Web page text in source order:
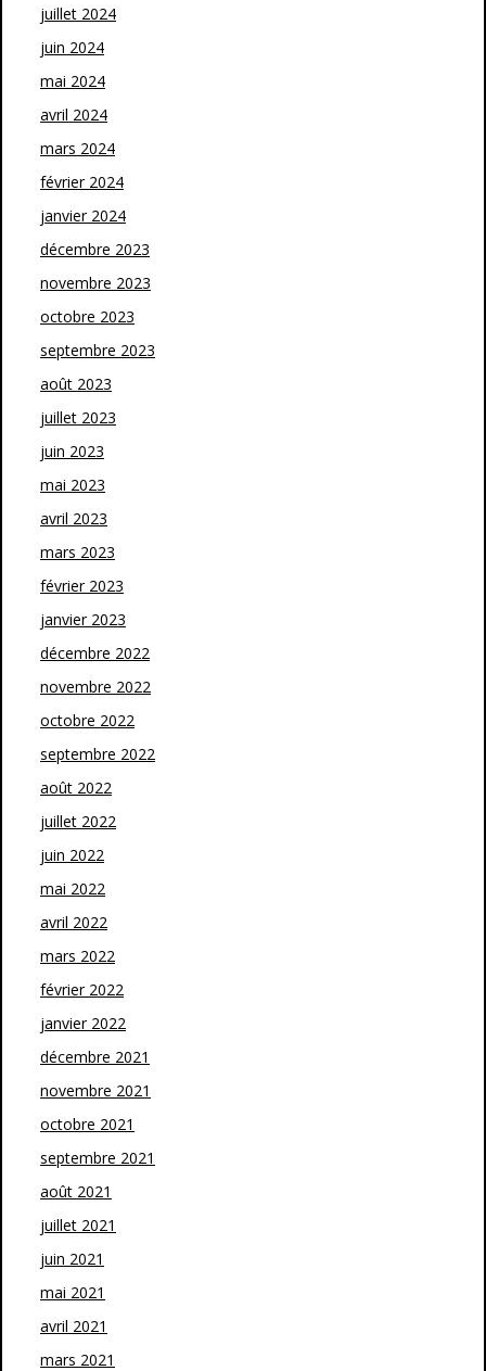
juillet 2024
juin 2024
mai 2024
avril 2024
mars 2024
février 2024
janvier 2024
décembre 2023
novembre 2023
octobre 2023
septembre 2023
août 2023
juillet 2023
juin 2023
mai 2023
avril 2023
mars 2023
février 2023
janvier 2023
décembre 2022
novembre 2022
octobre 2022
septembre 2022
août 2022
juillet 2022
juin 2022
mai 2022
avril 2022
mars 2022
février 2022
janvier 2022
décembre 2021
novembre 2021
octobre 2021
septembre 2021
août 2021
juillet 2021
juin 2021
mai 2021
avril 2021
mars 2021